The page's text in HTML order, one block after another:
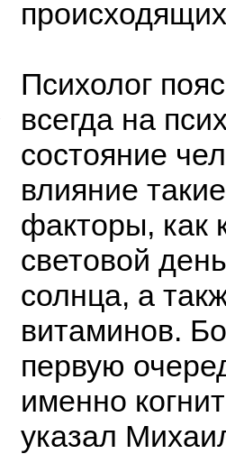
Психолог
всегда на
состояние
влияние
факторы, как
световой
солнца, а
витаминов.
первую
именно
указал